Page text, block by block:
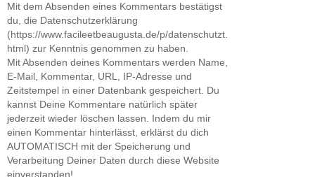
Mit dem Absenden eines Kommentars bestätigst
du, die Datenschutzerklärung
(https://www.facileetbeaugusta.de/p/datenschutzt.
html) zur Kenntnis genommen zu haben.
Mit Absenden deines Kommentars werden Name,
E-Mail, Kommentar, URL, IP-Adresse und
Zeitstempel in einer Datenbank gespeichert. Du
kannst Deine Kommentare natürlich später
jederzeit wieder löschen lassen. Indem du mir
einen Kommentar hinterlässt, erklärst du dich
AUTOMATISCH mit der Speicherung und
Verarbeitung Deiner Daten durch diese Website
einverstanden!